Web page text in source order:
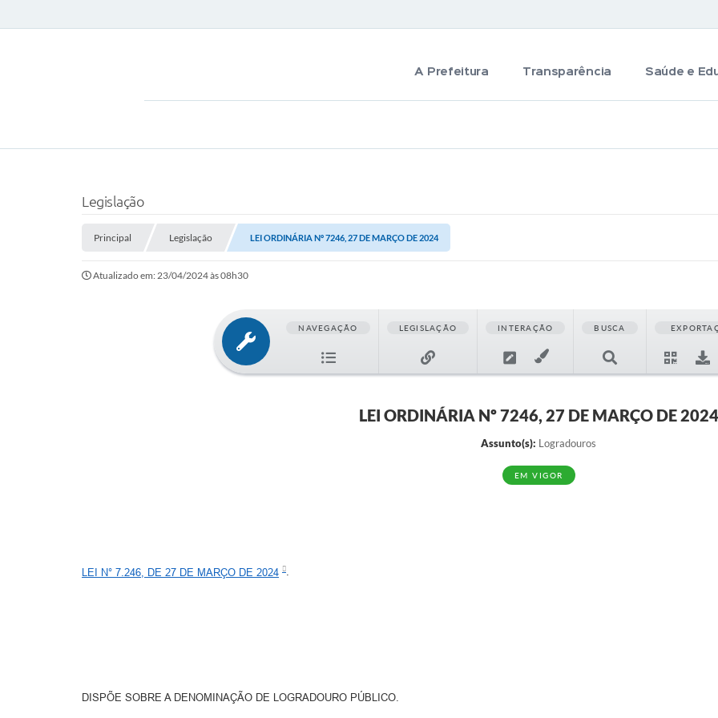
A Prefeitura Transparência Saúde e
Legislação
Principal Legislação LEI ORDINÁRIA Nº 7246, 27 DE MARÇO DE 2024
Atualizado em: 23/04/2024 às 08h30
NAVEGAÇÃO LEGISLAÇÃO INTERAÇÃO BUSCA
LEI ORDINÁRIA Nº 7246, 27 DE MARÇO DE 2024
Assunto(s): Logradouros
EM VIGOR
LEI N° 7.246, DE 27 DE MARÇO DE 2024 .
DISPÕE SOBRE A DENOMINAÇÃO DE LOGRADOURO PÚBLICO.